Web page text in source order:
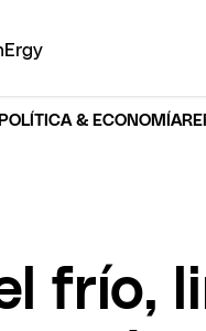
& ECONOMÍA
frío,